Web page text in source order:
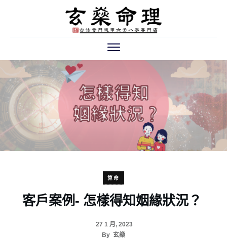
算命
客戶案例- 怎樣得知姻緣狀況？
27 1 月, 2023
By 玄燊